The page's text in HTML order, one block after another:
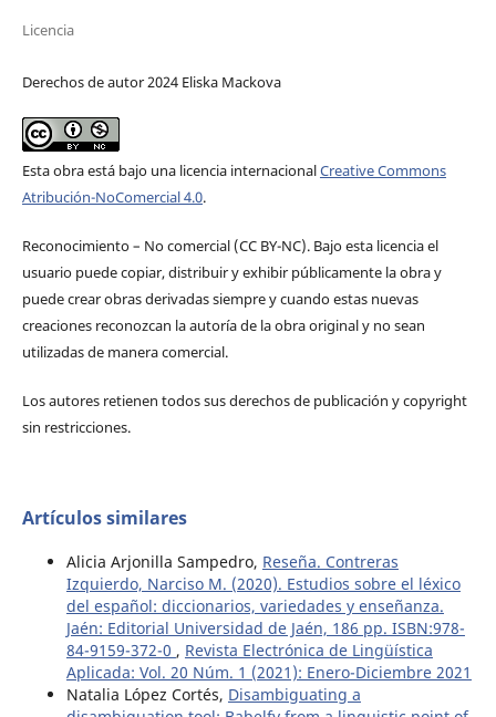
Licencia
Derechos de autor 2024 Eliska Mackova
Esta obra está bajo una licencia internacionalCreative Commons
Atribución-NoComercial 4.0.
Reconocimiento – No comercial (CC BY-­NC). Bajo esta licencia el
usuario puede copiar, distribuir y exhibir públicamente la obra y
puede crear obras derivadas siempre y cuando estas nuevas
creaciones reconozcan la autoría de la obra original y no sean
utilizadas de manera comercial.
Los autores retienen todos sus derechos de publicación y copyright
sin restricciones.
Artículos similares
Alicia Arjonilla Sampedro, Reseña. Contreras
Izquierdo, Narciso M. (2020). Estudios sobre el léxico
del español: diccionarios, variedades y enseñanza.
Jaén: Editorial Universidad de Jaén, 186 pp. ISBN:978-
84-9159-372-0 , Revista Electrónica de Lingüística
Aplicada: Vol. 20 Núm. 1 (2021): Enero-Diciembre 2021
Natalia López Cortés, Disambiguating a